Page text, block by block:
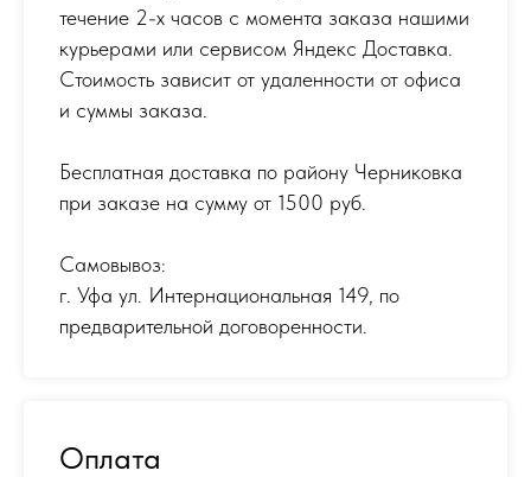
течение 2-х часов с момента заказа нашими
курьерами или сервисом Яндекс Доставка.
Стоимость зависит от удаленности от офиса
и суммы заказа.
Бесплатная доставка по району Черниковка
при заказе на сумму от 1500 руб.
Самовывоз:
г. Уфа ул. Интернациональная 149, по
предварительной договоренности.
Оплата